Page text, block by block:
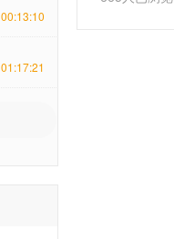
00:13:10
01:17:21